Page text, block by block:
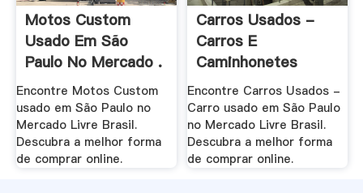
Motos Custom
Usado Em São
Paulo No Mercado .
Encontre Motos Custom
usado em São Paulo no
Mercado Livre Brasil.
Descubra a melhor forma
de comprar online.
Carros Usados -
Carros E
Caminhonetes
Usado Em .
Encontre Carros Usados -
Carro usado em São Paulo
no Mercado Livre Brasil.
Descubra a melhor forma
de comprar online.